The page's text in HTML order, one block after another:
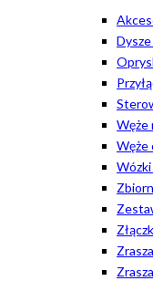
Węże
Węże